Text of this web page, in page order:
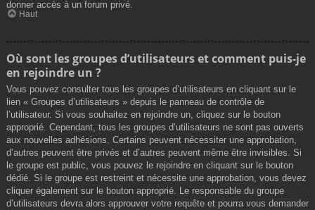
donner accès à un forum privé.
Haut
Où sont les groupes d’utilisateurs et comment puis-je
en rejoindre un ?
Vous pouvez consulter tous les groupes d’utilisateurs en cliquant sur le
lien « Groupes d’utilisateurs » depuis le panneau de contrôle de
l’utilisateur. Si vous souhaitez en rejoindre un, cliquez sur le bouton
approprié. Cependant, tous les groupes d’utilisateurs ne sont pas ouverts
aux nouvelles adhésions. Certains peuvent nécessiter une approbation,
d’autres peuvent être privés et d’autres peuvent même être invisibles. Si
le groupe est public, vous pouvez le rejoindre en cliquant sur le bouton
dédié. Si le groupe est restreint et nécessite une approbation, vous devez
cliquer également sur le bouton approprié. Le responsable du groupe
d’utilisateurs devra alors approuver votre requête et pourra vous demander